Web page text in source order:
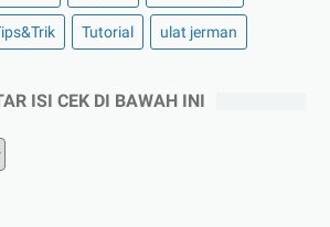
Tutorial ulat jerman
ISI CEK DI BAWAH INI